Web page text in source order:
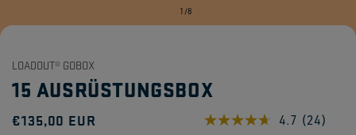
1 /
von
8
LOADOUT® GOBOX
15 AUSRÜSTUNGSBOX
Normaler
€135,00 EUR 4.7 24
(24)